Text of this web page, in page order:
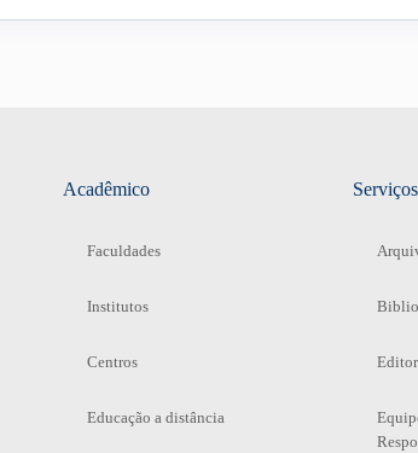
Acadêmico
Faculdades
Institutos
Centros
Educação a distância
Serviços